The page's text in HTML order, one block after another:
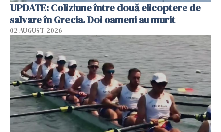
UPDATE: Coliziune între două elicoptere de
salvare în Grecia. Doi oameni au murit
02 AUGUST 2026